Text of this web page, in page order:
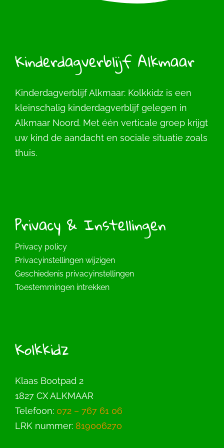
Kinderdagverblijf Alkmaar
Kinderdagverblijf Alkmaar: Kolkkidz is een
kleinschalig kinderdagverblijf gelegen in
Alkmaar Noord. Met één verticale groep krijgt
uw kind de aandacht en sociale situatie zoals
thuis.
Privacy & Instellingen
Privacy policy
Privacyinstellingen wijzigen
Geschiedenis privacyinstellingen
Toestemmingen intrekken
Kolkkidz
Klaas Bootpad 2
1827 CX ALKMAAR
Telefoon: 072 – 767 61 06
LRK nummer: 819006270